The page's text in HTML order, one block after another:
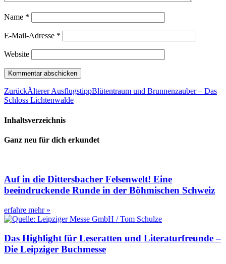
Name *
E-Mail-Adresse *
Website
ZurückÄlterer AusflugstippBlütentraum und Brunnenzauber – Das
Schloss Lichtenwalde
Inhaltsverzeichnis
Ganz neu für dich erkundet
Auf in die Dittersbacher Felsenwelt! Eine
beeindruckende Runde in der Böhmischen Schweiz
erfahre mehr »
Das Highlight für Leseratten und Literaturfreunde –
Die Leipziger Buchmesse